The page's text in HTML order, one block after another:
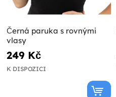
Černá paruka s rovnými
vlasy
249 Kč
K DISPOZICI